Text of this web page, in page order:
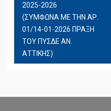
2025-2026
(ΣΥΜΦΩΝΑ ΜΕ ΤΗΝ ΑΡ.
01/14-01-2026 ΠΡΑΞΗ
ΤΟΥ ΠΥΣΔΕ ΑΝ.
ΑΤΤΙΚΗΣ)